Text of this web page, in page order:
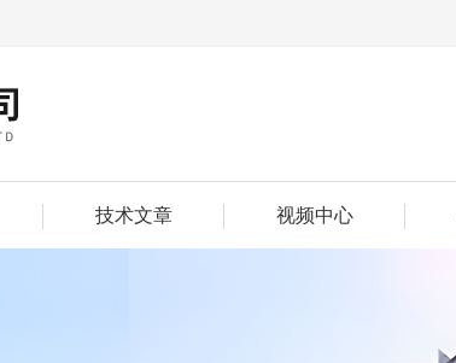
技术文章 视频中心